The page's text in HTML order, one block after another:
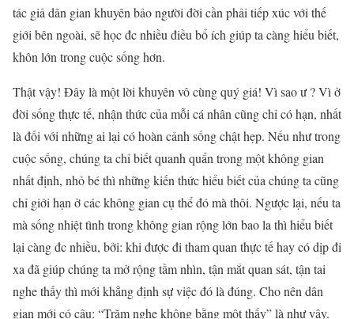
tác giả dân gian khuyên bảo người đời cần phải tiếp xúc với thế
giới bên ngoài, sẽ học đc nhiều điều bổ ích giúp ta càng hiểu biết,
khôn lớn trong cuộc sống hơn.
Thật vậy! Đây là một lời khuyên vô cùng quý giá! Vì sao ư ? Vì ở
đời sống thực tế, nhận thức của mỗi cá nhân cũng chỉ có hạn, nhất
là đối với những ai lại có hoàn cảnh sống chật hẹp. Nếu như trong
cuộc sống, chúng ta chỉ biết quanh quẩn trong một không gian
nhất định, nhỏ bé thì những kiến thức hiểu biết của chúng ta cũng
chỉ giới hạn ở các không gian cụ thể đó mà thôi. Ngược lại, nếu ta
mà sống nhiệt tình trong không gian rộng lớn bao la thì hiểu biết
lại càng đc nhiều, bởi: khi được đi tham quan thực tế hay có dịp đi
xa đã giúp chúng ta mở rộng tầm nhìn, tận mắt quan sát, tận tai
nghe thấy thì mới khẳng định sự việc đó là đúng. Cho nên dân
gian mới có câu: “Trăm nghe không bằng một thấy” là như vậy.